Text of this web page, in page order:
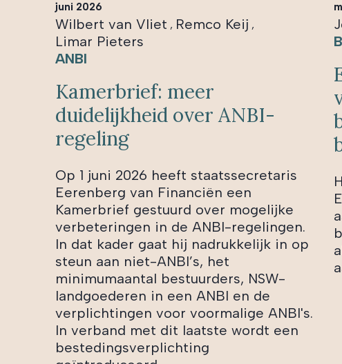
juni 2026
Wilbert van Vliet , Remco Keij ,
Limar Pieters
ANBI
Kamerbrief: meer
duidelijkheid over ANBI-
regeling
Op 1 juni 2026 heeft staatssecretaris
Eerenberg van Financiën een
Kamerbrief gestuurd over mogelijke
verbeteringen in de ANBI-regelingen.
In dat kader gaat hij nadrukkelijk in op
steun aan niet-ANBI’s, het
minimumaantal bestuurders, NSW-
landgoederen in een ANBI en de
verplichtingen voor voormalige ANBI's.
In verband met dit laatste wordt een
bestedingsverplichting